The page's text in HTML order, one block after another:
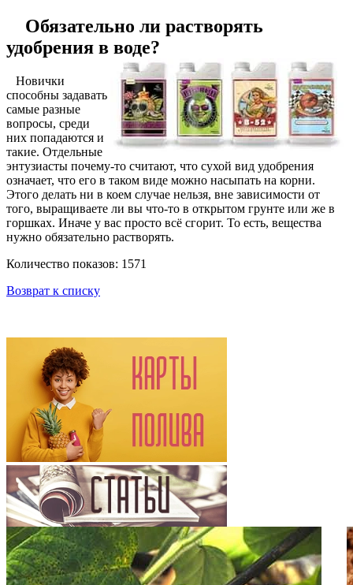
Обязательно ли растворять
удобрения в воде?
Новички
способны задавать
самые разные
вопросы, среди
них попадаются и
такие. Отдельные
энтузиасты почему-то считают, что сухой вид удобрения
означает, что его в таком виде можно насыпать на корни.
Этого делать ни в коем случае нельзя, вне зависимости от
того, выращиваете ли вы что-то в открытом грунте или же в
горшках. Иначе у вас просто всё сгорит. То есть, вещества
нужно обязательно растворять.
Количество показов: 1571
Возврат к списку